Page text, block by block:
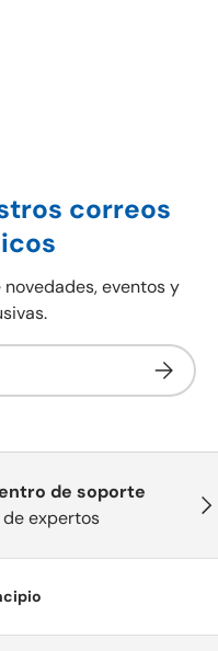
correos
eventos y
de soporte
expertos